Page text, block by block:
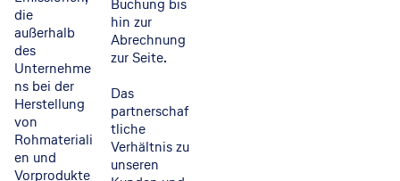
die
außerhalb
des
Unternehme
ns bei der
Herstellung
von
Rohmateriali
en und
Vorprodukte
Buchung bis
hin zur
Abrechnung
zur Seite.
Das
partnerschaf
tliche
Verhältnis zu
unseren